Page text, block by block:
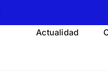
Actualidad